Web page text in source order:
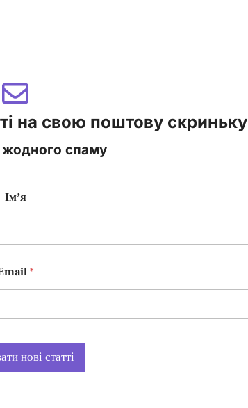
на свою поштову скриньку
спаму
Імʼя
*
нові статті